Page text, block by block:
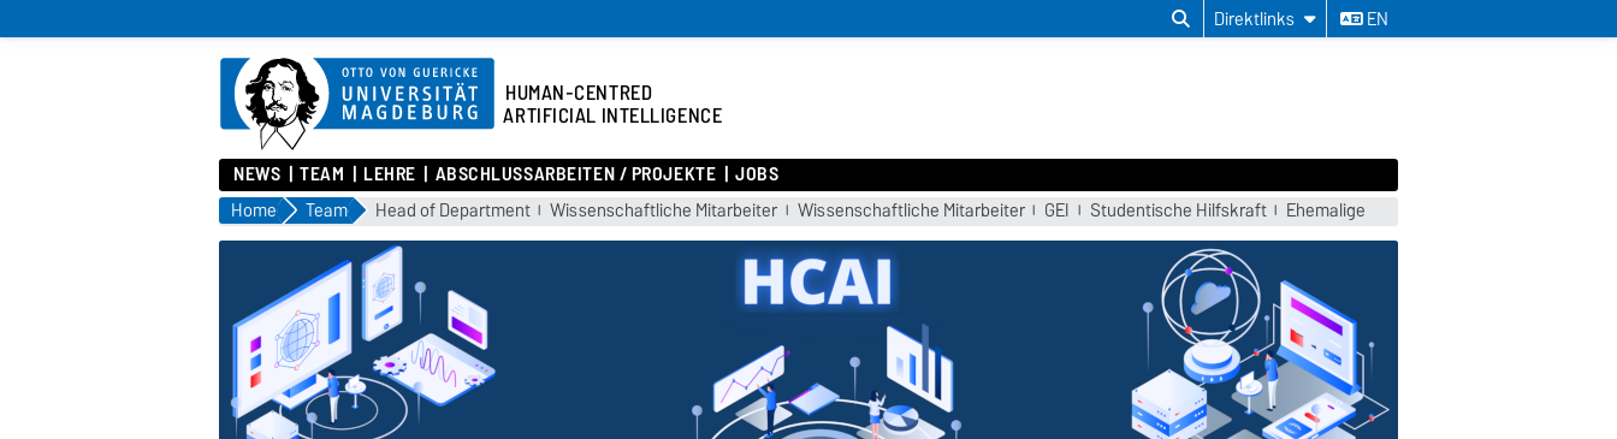
Direktlinks EN
HUMAN-CENTRED
ARTIFICIAL INTELLIGENCE
NEWS TEAM LEHRE ABSCHLUSSARBEITEN / PROJEKTE JOBS
Home Team Head of Department Wissenschaftliche Mitarbeiter Wissenschaftliche Mitarbeiter GEI Studentische Hilfskraft Ehemalige